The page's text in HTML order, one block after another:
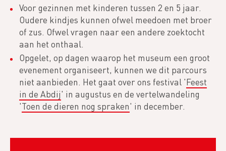
Voor gezinnen met kinderen tussen 2 en 5 jaar.
Oudere kindjes kunnen ofwel meedoen met broer
of zus. Ofwel vragen naar een andere zoektocht
aan het onthaal.
Opgelet, op dagen waarop het museum een groot
evenement organiseert, kunnen we dit parcours
niet aanbieden. Het gaat over ons festival 'Feest
in de Abdij' in augustus en de vertelwandeling
'Toen de dieren nog spraken' in december.